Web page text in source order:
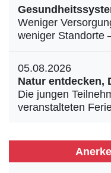
Weniger
weniger Standorte
05.08.2026
Natur entdecken,
Die jungen
veranstalteten